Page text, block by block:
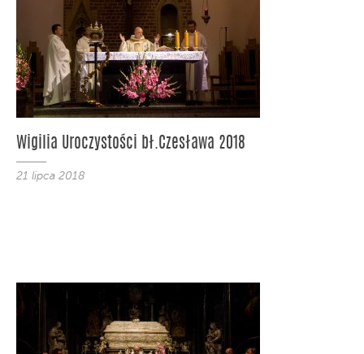
Wigilia Uroczystości bł.Czesława 2018
21 lipca 2018